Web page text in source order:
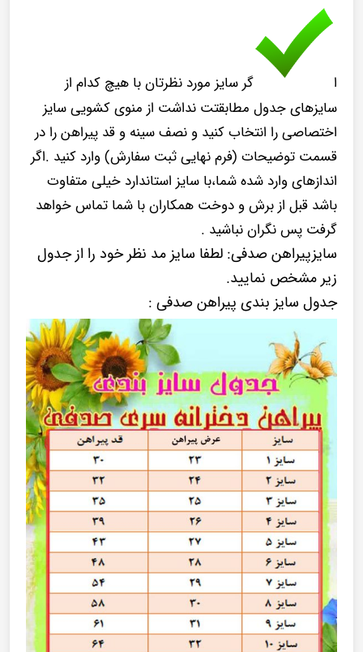
ا
گر سایز مورد نظرتان با هیچ کدام از
سایزهای جدول مطابقتت نداشت از منوی کشویی سایز
اختصاصی را انتخاب کنید و نصف سینه و قد پیراهن را در
قسمت توضیحات (فرم نهایی ثبت سفارش) وارد کنید .اگر
اندازهای وارد شده شما،با سایز استاندارد خیلی متفاوت
باشد قبل از برش و دوخت همکاران با شما تماس خواهد
گرفت پس نگران نباشید .
سایزپیراهن صدفی: لطفا سایز مد نظر خود را از جدول
زیر مشخص نمایید.
جدول سایز بندی پیراهن صدفی :